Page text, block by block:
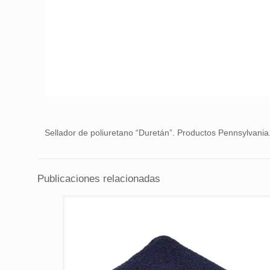
Sellador de poliuretano “Duretán”. Productos
Publicaciones relacionadas